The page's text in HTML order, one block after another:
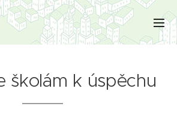
školám k úspěchu